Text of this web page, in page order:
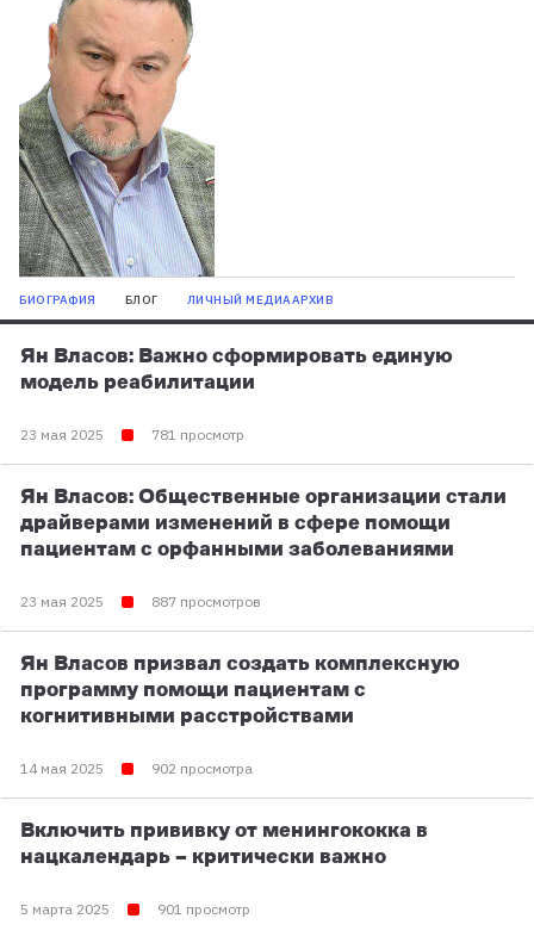
БИОГРАФИЯ БЛОГ ЛИЧНЫЙ МЕДИААРХИВ
Ян Власов: Важно сформировать единую
модель реабилитации
23 мая 2025 781 просмотр
Ян Власов: Общественные организации стали
драйверами изменений в сфере помощи
пациентам с орфанными заболеваниями
23 мая 2025 887 просмотров
Ян Власов призвал создать комплексную
программу помощи пациентам с
когнитивными расстройствами
14 мая 2025 902 просмотра
Включить прививку от менингококка в
нацкалендарь – критически важно
5 марта 2025 901 просмотр